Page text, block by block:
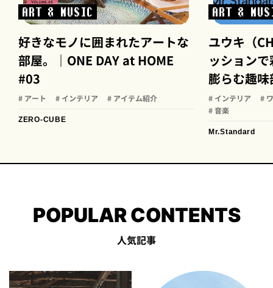
ART & MUSIC
好きなモノに囲まれたアートな
部屋。｜ONE DAY at HOME
#03
# アート # インテリア # アイテム紹介
ZERO-CUBE
ART &
ユウキ（
ッション
膨らむ趣
# インテリア
#
# 音楽
Mr.Standard
POPULAR CONTENTS
人気記事